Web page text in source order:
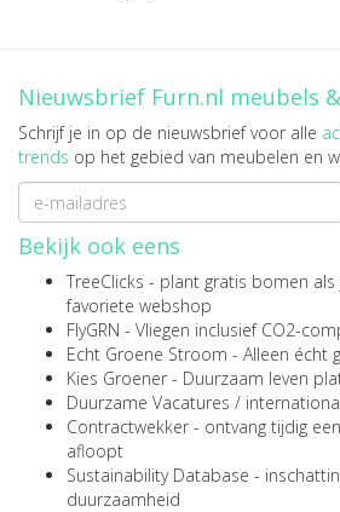
Nieuwsbrief Furn.nl meubels
Schrijf je in op de nieuwsbrief voor alle
trends op het gebied van meubelen en
Bekijk ook eens
TreeClicks - plant gratis bomen
favoriete webshop
FlyGRN - Vliegen inclusief CO2-
Echt Groene Stroom - Alleen écht
Kies Groener - Duurzaam leven
Duurzame Vacatures /
Contractwekker - ontvang tijdig
afloopt
Sustainability Database -
duurzaamheid